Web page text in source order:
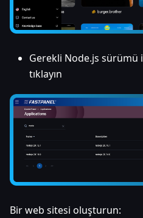
Gerekli Node.js sürümü
tıklayın
Bir web sitesi oluşturun: